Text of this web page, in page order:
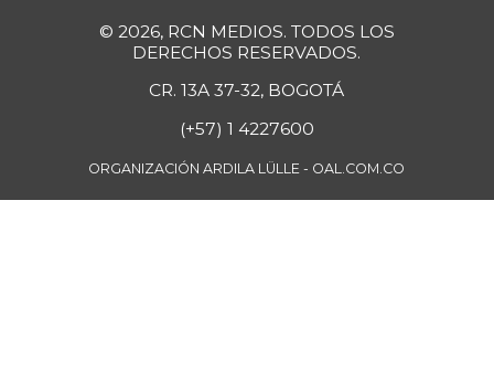
© 2026, RCN MEDIOS. TODOS LOS
DERECHOS RESERVADOS.
CR. 13A 37-32, BOGOTÁ
(+57) 1 4227600
ORGANIZACIÓN ARDILA LÜLLE - OAL.COM.CO